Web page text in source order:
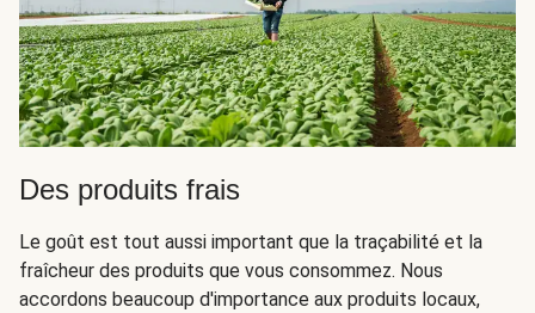
Des produits frais
Le goût est tout aussi important que la traçabilité et la
fraîcheur des produits que vous consommez. Nous
accordons beaucoup d'importance aux produits locaux,